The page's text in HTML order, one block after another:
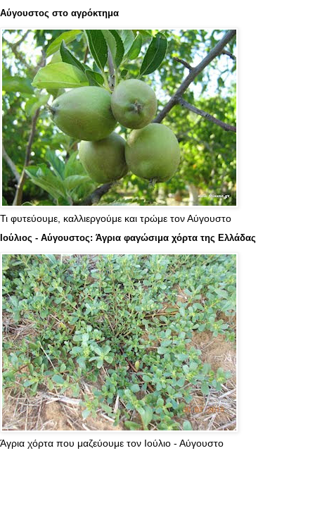
Αύγουστος στο αγρόκτημα
Τι φυτεύουμε, καλλιεργούμε και τρώμε τον Αύγουστο
Ιούλιος - Αύγουστος: Άγρια φαγώσιμα χόρτα της Ελλάδας
Άγρια χόρτα που μαζεύουμε τον Ιούλιο - Αύγουστο